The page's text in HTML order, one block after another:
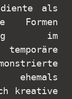
diente als
Formen
im
kreative